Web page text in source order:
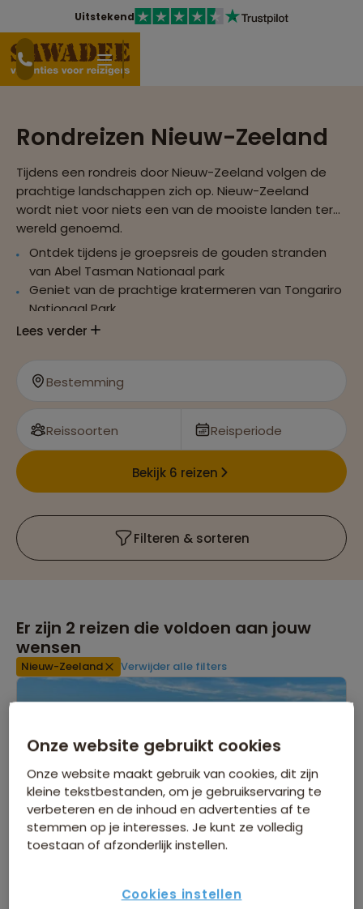
Uitstekend
Rondreizen Nieuw-Zeeland
Tijdens een rondreis door Nieuw-Zeeland volgen de
prachtige landschappen zich op. Nieuw-Zeeland
wordt niet voor niets een van de mooiste landen ter
wereld genoemd.
Ontdek tijdens je groepsreis de gouden stranden
van Abel Tasman Nationaal park
Geniet van de prachtige kratermeren van Tongariro
Nationaal Park
Wandel over de gletsjer Fox Glacier of over de
Kiwi's en leer over de oorspronkelijke bewoners, de
Lees verder
Bestemming
Reissoorten Reisperiode
Bekijk 6 reizen
Filteren & sorteren
Er zijn 2 reizen die voldoen aan jouw
wensen
Nieuw-Zeeland Verwijder alle filters
Groepsrondreis Nieuw-Zeeland
1227 beoordelingen
Onze website gebruikt cookies
Onze website maakt gebruik van cookies, dit zijn
kleine tekstbestanden, om je gebruikservaring te
verbeteren en de inhoud en advertenties af te
stemmen op je interesses. Je kunt ze volledig
toestaan of afzonderlijk instellen.
Cookies instellen